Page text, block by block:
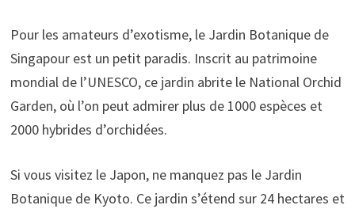
Pour les amateurs d’exotisme, le Jardin Botanique de
Singapour est un petit paradis. Inscrit au patrimoine
mondial de l’UNESCO, ce jardin abrite le National Orchid
Garden, où l’on peut admirer plus de 1000 espèces et
2000 hybrides d’orchidées.
Si vous visitez le Japon, ne manquez pas le Jardin
Botanique de Kyoto. Ce jardin s’étend sur 24 hectares et